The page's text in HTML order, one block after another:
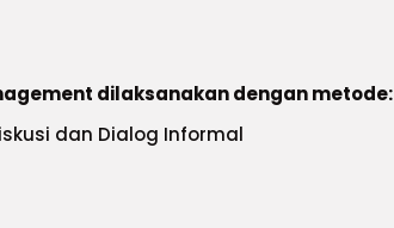
dilaksanakan dengan metode:
dan Dialog Informal